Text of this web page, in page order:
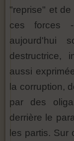
"reprise" et
ces forces
aujourd'hui
destructrice,
aussi
la corruption,
par des
derrière le
les partis. Sur